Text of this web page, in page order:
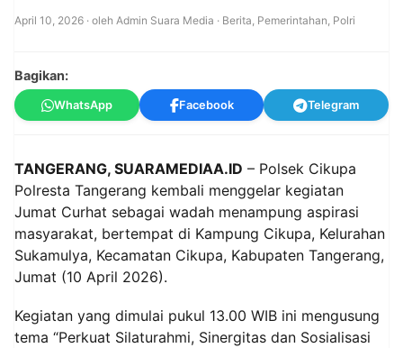
April 10, 2026 · oleh Admin Suara Media · Berita, Pemerintahan, Polri
Bagikan:
WhatsApp Facebook Telegram
TANGERANG, SUARAMEDIAA.ID – Polsek Cikupa
Polresta Tangerang kembali menggelar kegiatan
Jumat Curhat sebagai wadah menampung aspirasi
masyarakat, bertempat di Kampung Cikupa, Kelurahan
Sukamulya, Kecamatan Cikupa, Kabupaten Tangerang,
Jumat (10 April 2026).
Kegiatan yang dimulai pukul 13.00 WIB ini mengusung
tema “Perkuat Silaturahmi, Sinergitas dan Sosialisasi